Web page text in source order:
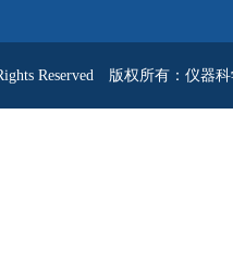
Reserved 版权所有：仪器